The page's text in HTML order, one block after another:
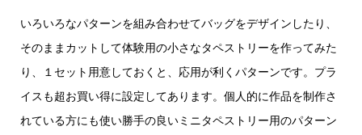
いろいろなパターンを組み合わせてバッグをデザインしたり、
そのままカットして体験用の小さなタペストリーを作ってみた
り、１セット用意しておくと、応用が利くパターンです。プラ
イスも超お買い得に設定してあります。個人的に作品を制作さ
れている方にも使い勝手の良いミニタペストリー用のパターン